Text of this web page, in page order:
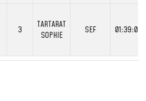
3
TARTARAT
SOPHIE
SEF 01:39:06